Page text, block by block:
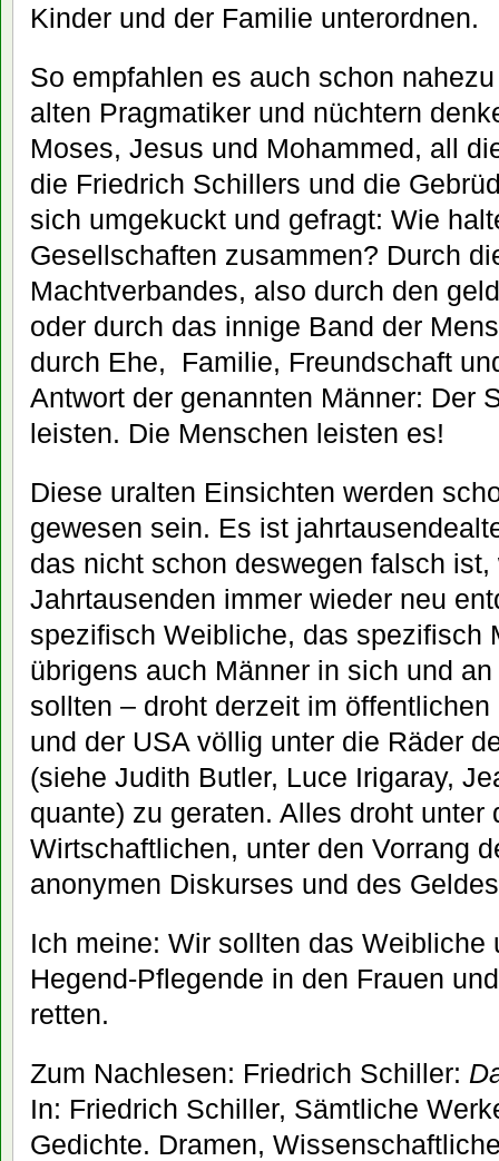
Kinder und der Familie unterordnen.
So empfahlen es auch schon
alten Pragmatiker und nüchtern
Moses, Jesus und Mohammed, all
die Friedrich Schillers und die
sich umgekuckt und gefragt: Wie
Gesellschaften zusammen? Durch
Machtverbandes, also durch den
oder durch das innige Band der
durch Ehe,
Familie, Freundschaft
Antwort der genannten Männer: Der
leisten. Die Menschen leisten es!
Diese uralten Einsichten werden
gewesen sein. Es ist
das nicht schon deswegen falsch
Jahrtausenden immer wieder neu
spezifisch Weibliche, das spezifisch
übrigens auch Männer in sich und
sollten – droht derzeit im
und der USA völlig unter die Räder
(siehe Judith Butler, Luce Irigaray,
quante) zu geraten. Alles droht unter
Wirtschaftlichen, unter den Vorrang
anonymen Diskurses und des
Ich meine: Wir sollten das Weibliche
Hegend-Pflegende in den Frauen
retten.
Zum Nachlesen: Friedrich Schiller:
In: Friedrich Schiller, Sämtliche
Gedichte. Dramen,